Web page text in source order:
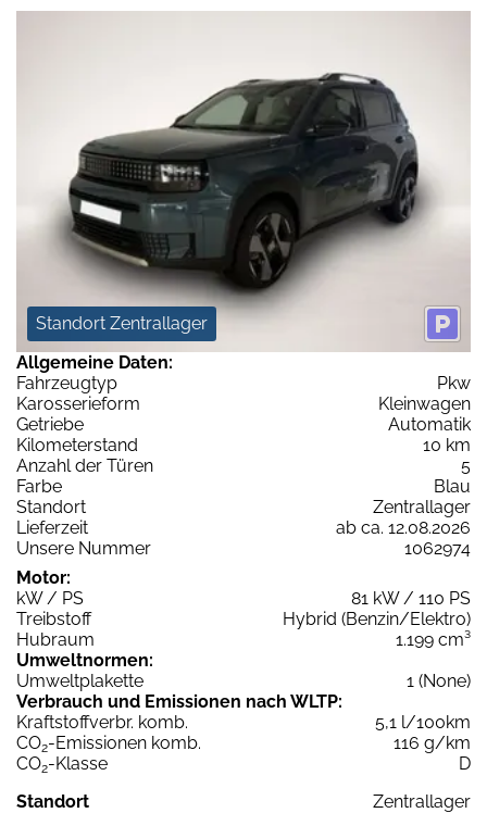
Standort Zentrallager
Allgemeine Daten:
Fahrzeugtyp
Pkw
Karosserieform
Kleinwagen
Getriebe
Automatik
Kilometerstand
10 km
Anzahl der Türen
5
Farbe
Blau
Standort
Zentrallager
Lieferzeit
ab ca. 12.08.2026
Unsere Nummer
1062974
Motor:
kW / PS
81 kW / 110 PS
Treibstoff
Hybrid (Benzin/Elektro)
Hubraum
1.199 cm³
Umweltnormen:
Umweltplakette
1 (None)
Verbrauch und Emissionen nach WLTP:
Kraftstoffverbr. komb.
5,1 l/100km
CO2-Emissionen komb.
116 g/km
CO2-Klasse
D
Standort
Zentrallager